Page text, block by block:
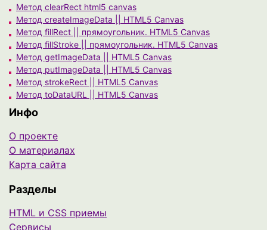
Метод clearRect html5 canvas
Метод createImageData || HTML5 Canvas
Метод fillRect || прямоугольник. HTML5 Canvas
Метод fillStroke || прямоугольник. HTML5 Canvas
Метод getImageData || HTML5 Canvas
Метод putImageData || HTML5 Canvas
Метод strokeRect || HTML5 Canvas
Метод toDataURL || HTML5 Canvas
Инфо
О проекте
О материалах
Карта сайта
Разделы
HTML и CSS приемы
Сервисы